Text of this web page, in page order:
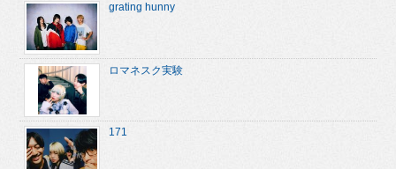
grating hunny
ロマネスク実験
171